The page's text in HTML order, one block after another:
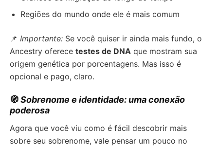
Regiões do mundo onde ele é mais comum
📌 Importante: Se você quiser ir ainda mais fundo, o
Ancestry oferece testes de DNA que mostram sua
origem genética por porcentagens. Mas isso é
opcional e pago, claro.
🧭Sobrenome e identidade: uma conexão
poderosa
Agora que você viu como é fácil descobrir mais
sobre seu sobrenome, vale pensar um pouco no